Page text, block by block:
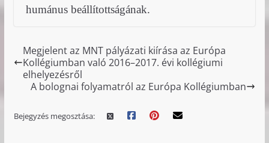
humánus beállítottságának.
Megjelent az MNT pályázati kiírása az Európa
Kollégiumban való 2016–2017. évi kollégiumi
elhelyezésről
A bolognai folyamatról az Európa Kollégiumban
Bejegyzés megosztása: